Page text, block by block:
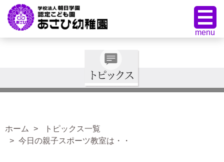
ホーム
トピックス一覧
今日の親子スポーツ教室は・・